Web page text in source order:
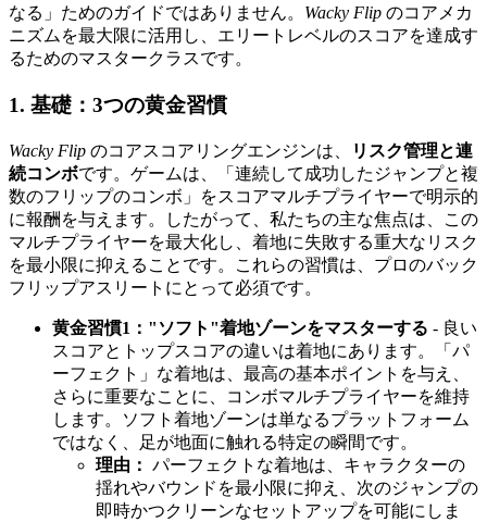
なる」ためのガイドではありません。 Wacky Flip のコアメカ
ニズムを最大限に活用し、エリートレベルのスコアを達成す
るためのマスタークラスです。
1. 基礎：3つの黄金習慣
Wacky Flip のコアスコアリングエンジンは、
リスク管理と連
続コンボです。ゲームは、「連続して成功したジャンプと複
数のフリップのコンボ」をスコアマルチプライヤーで明示的
に報酬を与えます。したがって、私たちの主な焦点は、この
マルチプライヤーを最大化し、着地に失敗する重大なリスク
を最小限に抑えることです。これらの習慣は、プロのバック
フリップアスリートにとって必須です。
黄金習慣1："ソフト"着地ゾーンをマスターする - 良い
スコアとトップスコアの違いは着地にあります。「パ
ーフェクト」な着地は、最高の基本ポイントを与え、
さらに重要なことに、コンボマルチプライヤーを維持
します。ソフト着地ゾーンは単なるプラットフォーム
ではなく、足が地面に触れる特定の瞬間です。
理由： パーフェクトな着地は、キャラクターの
揺れやバウンドを最小限に抑え、次のジャンプの
即時かつクリーンなセットアップを可能にしま